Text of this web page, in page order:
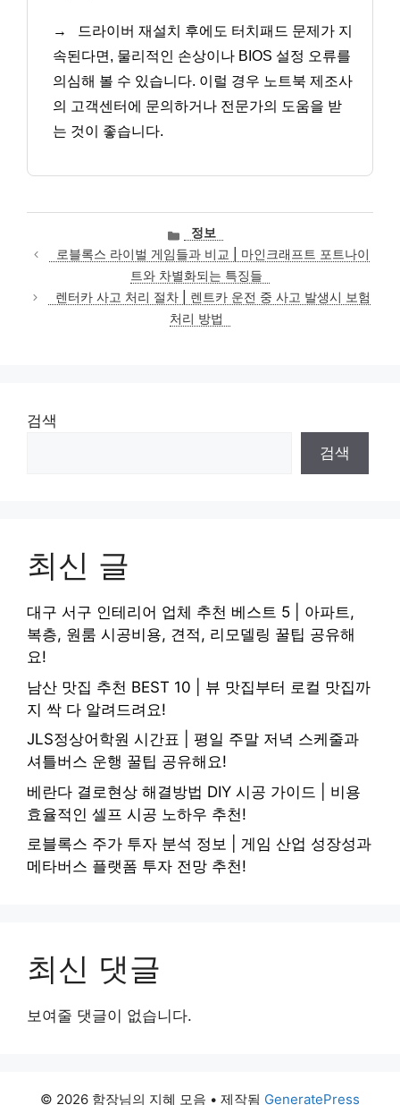
→
드라이버 재설치 후에도 터치패드 문제가 지
속된다면, 물리적인 손상이나 BIOS 설정 오류를
의심해 볼 수 있습니다. 이럴 경우 노트북 제조사
의 고객센터에 문의하거나 전문가의 도움을 받
는 것이 좋습니다.
카
테
고
리
정보
로블록스 라이벌 게임들과 비교 | 마인크래프트 포트나이
트와 차별화되는 특징들
렌터카 사고 처리 절차 | 렌트카 운전 중 사고 발생시 보험
처리 방법
검색
검색
최신 글
대구 서구 인테리어 업체 추천 베스트 5 | 아파트,
복층, 원룸 시공비용, 견적, 리모델링 꿀팁 공유해
요!
남산 맛집 추천 BEST 10 | 뷰 맛집부터 로컬 맛집까
지 싹 다 알려드려요!
JLS정상어학원 시간표 | 평일 주말 저녁 스케줄과
셔틀버스 운행 꿀팁 공유해요!
베란다 결로현상 해결방법 DIY 시공 가이드 | 비용
효율적인 셀프 시공 노하우 추천!
로블록스 주가 투자 분석 정보 | 게임 산업 성장성과
메타버스 플랫폼 투자 전망 추천!
최신 댓글
보여줄 댓글이 없습니다.
© 2026 함장님의 지혜 모음 • 제작됨 GeneratePress